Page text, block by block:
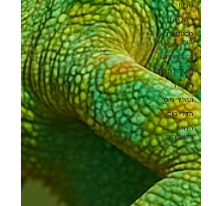
שונות
רילוקיישן
טכנולוגית
גיוס
מקורות גיוס
מונחה נתונים
ראיונות
תהליך גיוס
מדדי גיוס
בינה
מלאכותית